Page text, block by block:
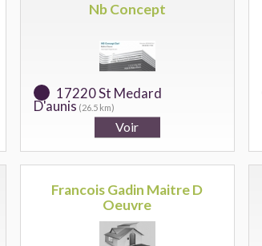
Nb Concept
17220 St Medard
D'aunis (26.5 km)
Francois Gadin Maitre D
Oeuvre